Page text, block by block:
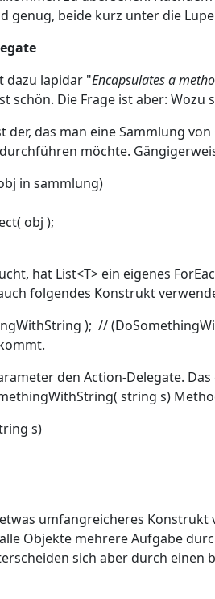
genug, beide kurz unter die
dazu lapidar "Encapsulates a
schön. Die Frage ist aber: Wozu
der, das man eine Sammlung
möchte.
in sammlung)
obj );
hat List<T> ein eigenes
folgendes Konstrukt
); //
den Action-Delegate.
string s)
s)
umfangreicheres
Objekte mehrere Aufgabe
sich aber durch einen